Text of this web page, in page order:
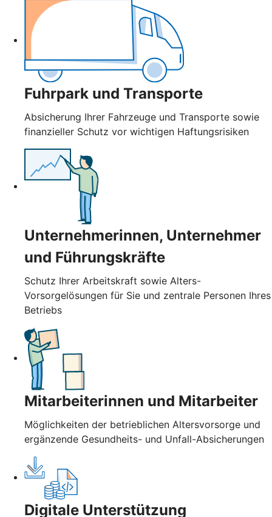
Fuhrpark und Transporte
Absicherung Ihrer Fahrzeuge und Transporte sowie
finanzieller Schutz vor wichtigen Haftungsrisiken
Unternehmerinnen, Unternehmer
und Führungskräfte
Schutz Ihrer Arbeitskraft sowie Alters-
Vorsorgelösungen für Sie und zentrale Personen Ihres
Betriebs
Mitarbeiterinnen und Mitarbeiter
Möglichkeiten der betrieblichen Altersvorsorge und
ergänzende Gesundheits- und Unfall-Absicherungen
Digitale Unterstützung